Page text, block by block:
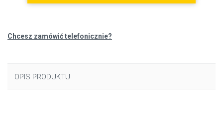
Chcesz zamówić telefonicznie?
OPIS PRODUKTU